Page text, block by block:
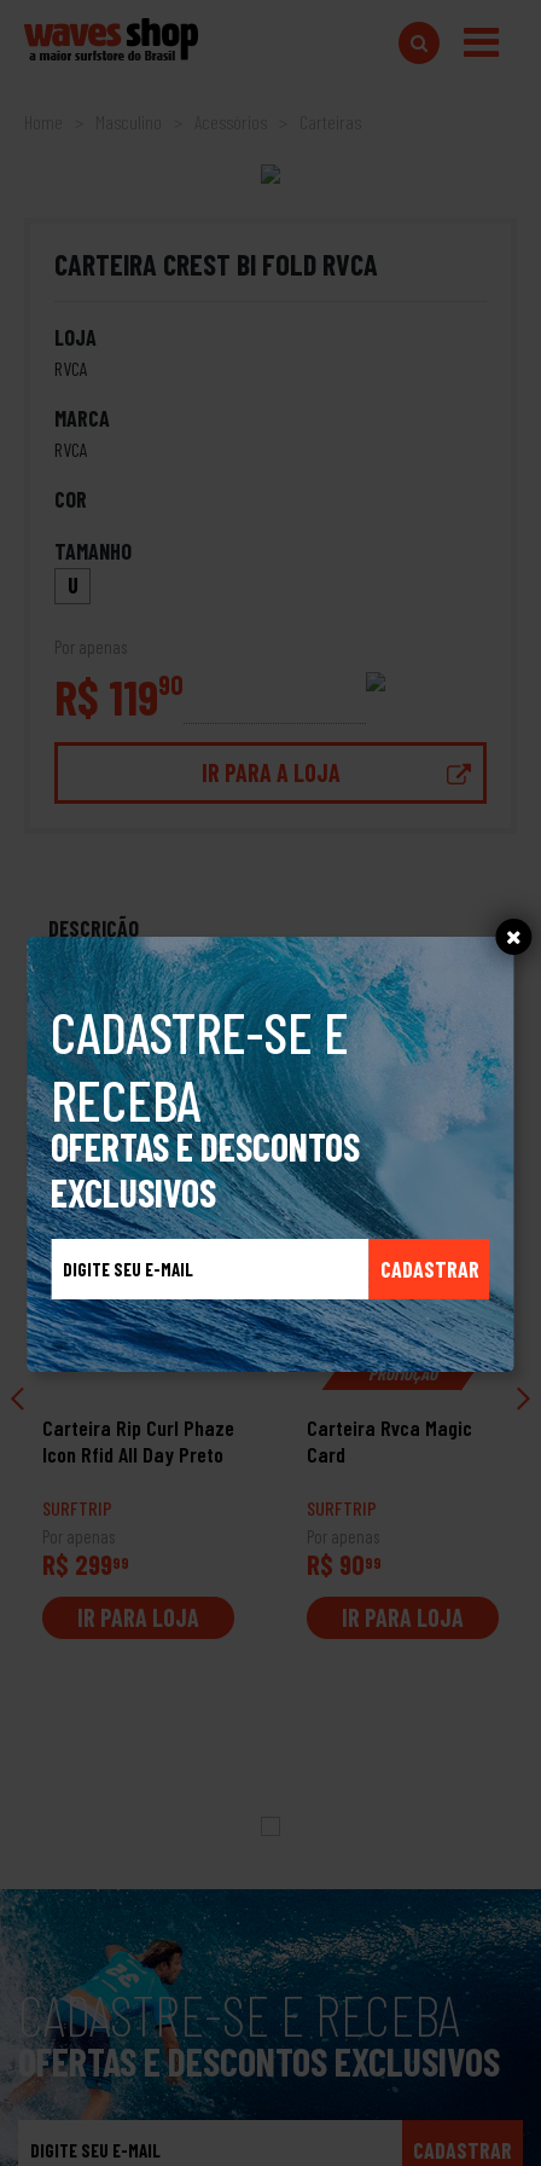
CADASTRE-SE E
RECEBA
OFERTAS E DESCONTOS
EXCLUSIVOS
CADASTRAR
Home
CARTEIRA CREST BI FOLD RVCA
LOJA
RVCA
MARCA
RVCA
COR
TAMANHO
U
Por apenas
R$ 11990
IR PARA A LOJA
DESCRIÇÃO
Carteira Crest Bi Fold RVCA
TALVEZ VOCÊ TAMBÉM GOSTE
Carteira Rip Curl Phaze
Icon Rfid All Day Preto
SURFTRIP
Por apenas
R$ 29999
IR PARA LOJA
PROMOÇÃO
Carteira Rvca Magic
Card
SURFTRIP
Por apenas
R$ 9099
IR PARA LOJA
CADASTRE-SE E RECEBA
OFERTAS E DESCONTOS EXCLUSIVOS
CADASTRAR